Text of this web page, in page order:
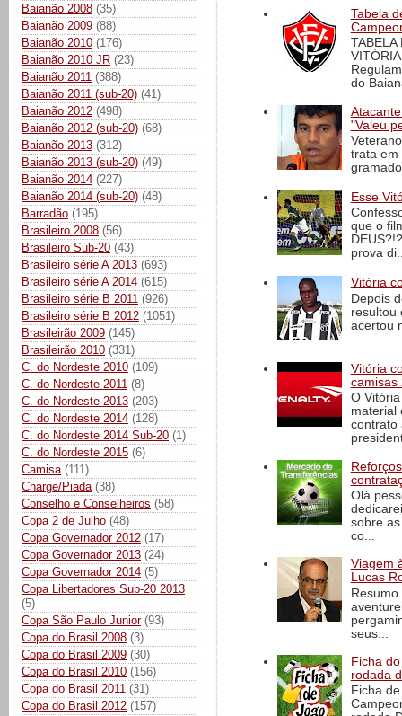
Baianão 2008 (35)
Baianão 2009 (88)
Baianão 2010 (176)
Baianão 2010 JR (23)
Baianão 2011 (388)
Baianão 2011 (sub-20) (41)
Baianão 2012 (498)
Baianão 2012 (sub-20) (68)
Baianão 2013 (312)
Baianão 2013 (sub-20) (49)
Baianão 2014 (227)
Baianão 2014 (sub-20) (48)
Barradão (195)
Brasileiro 2008 (56)
Brasileiro Sub-20 (43)
Brasileiro série A 2013 (693)
Brasileiro série A 2014 (615)
Brasileiro série B 2011 (926)
Brasileiro série B 2012 (1051)
Brasileirão 2009 (145)
Brasileirão 2010 (331)
C. do Nordeste 2010 (109)
C. do Nordeste 2011 (8)
C. do Nordeste 2013 (203)
C. do Nordeste 2014 (128)
C. do Nordeste 2014 Sub-20 (1)
C. do Nordeste 2015 (6)
Camisa (111)
Charge/Piada (38)
Conselho e Conselheiros (58)
Copa 2 de Julho (48)
Copa Governador 2012 (17)
Copa Governador 2013 (24)
Copa Governador 2014 (5)
Copa Libertadores Sub-20 2013
(5)
Copa São Paulo Junior (93)
Copa do Brasil 2008 (3)
Copa do Brasil 2009 (30)
Copa do Brasil 2010 (156)
Copa do Brasil 2011 (31)
Copa do Brasil 2012 (157)
Tabela
TABELA
do
"Valeu
trata em
Esse
que o
prova
Vitória
Depois
resultou
acertou
Vitória
camisas
O
material
contrato
Olá
sobre
co...
Viagem
Lucas
Resumo
seus...
Ficha
rodada
Ficha